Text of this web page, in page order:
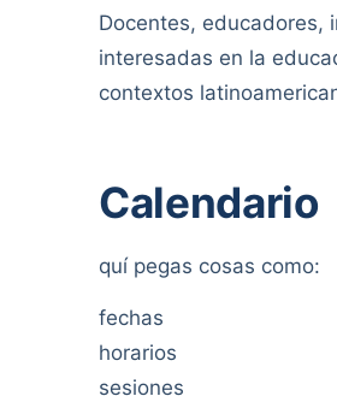
Docentes, educadores,
interesadas en la
contextos
Calendario
quí pegas cosas como:
fechas
horarios
sesiones